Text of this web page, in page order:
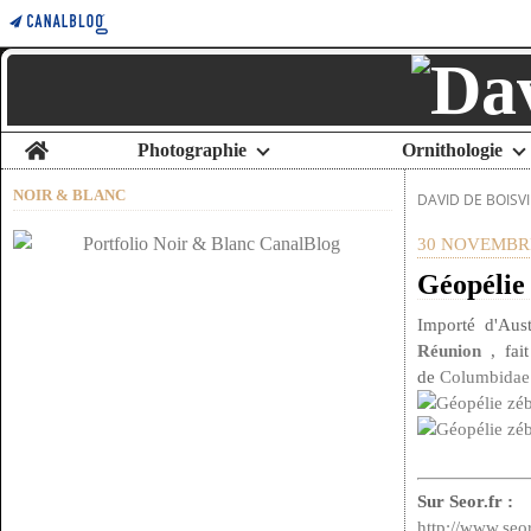
Home Photographie Ornithologie
NOIR & BLANC DAVID DE
30
Importé
Réunion, fait
de Columbidae
Sur Seor.fr :